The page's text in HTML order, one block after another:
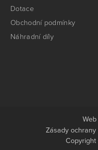
Dotace
Obchodní podmínky
Náhradní díly
Zásady